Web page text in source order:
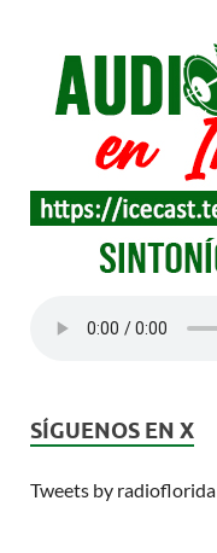
SÍGUENOS EN X
Tweets by radioflorida